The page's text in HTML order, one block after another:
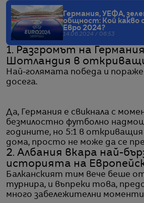
Германия, УЕФА,
общност: Кой какво
Евро 2024?
14.06.2024 / 06:53
1. Разгромът на
Шотландия в
Най-голямата победа и
досега.
Да, Германия е свикнала с
безмилостно футболно
годините, но 5:1 в откриващия
дома, просто не може да се
2. Албания вкара най-
историята на
Балканският тим вече беше
турнира, и въпреки това,
много забележителни